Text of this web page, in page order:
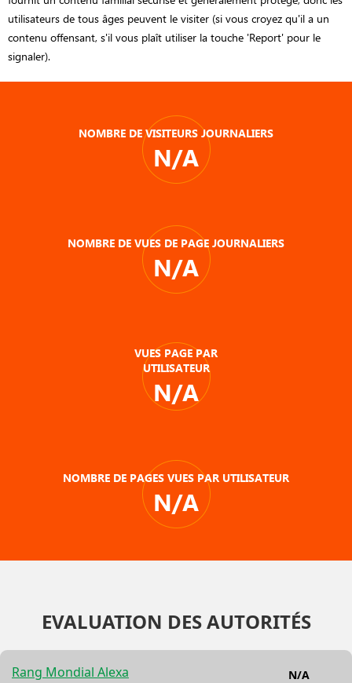
utilisateurs de tous âges peuvent le visiter (si vous croyez qu'il a un
contenu offensant, s'il vous plaît utiliser la touche 'Report' pour le
signaler).
NOMBRE DE VISITEURS JOURNALIERS
N/A
NOMBRE DE VUES DE PAGE JOURNALIERS
N/A
VUES PAGE PAR
UTILISATEUR
N/A
NOMBRE DE PAGES VUES PAR UTILISATEUR
N/A
EVALUATION DES AUTORITÉS
Rang Mondial Alexa
N/A